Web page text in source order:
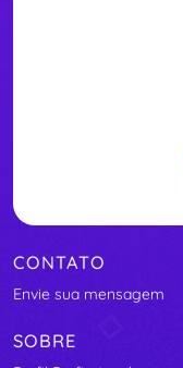
CONTATO
Envie sua mensagem
SOBRE